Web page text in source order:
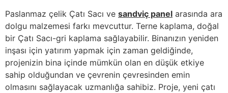
Paslanmaz çelik Çatı Sacı ve sandviç panel arasında ara
dolgu malzemesi farkı mevcuttur. Terne kaplama, doğal
bir Çatı Sacı-gri kaplama sağlayabilir. Binanızın yeniden
inşası için yatırım yapmak için zaman geldiğinde,
projenizin bina içinde mümkün olan en düşük etkiye
sahip olduğundan ve çevrenin çevresinden emin
olmasını sağlayacak uzmanlığa sahibiz. Proje, yeni çatı